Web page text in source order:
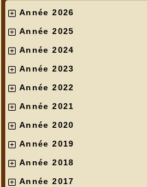
Année 2026
Année 2025
Année 2024
Année 2023
Année 2022
Année 2021
Année 2020
Année 2019
Année 2018
Année 2017